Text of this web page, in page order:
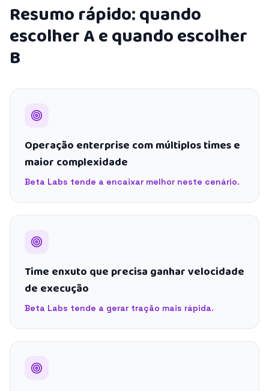
Resumo rápido: quando
escolher A e quando escolher
B
Operação enterprise com múltiplos times e
maior complexidade
Beta Labs tende a encaixar melhor neste cenário.
Time enxuto que precisa ganhar velocidade
de execução
Beta Labs tende a gerar tração mais rápida.